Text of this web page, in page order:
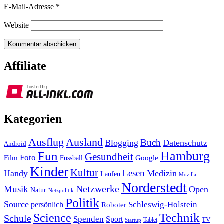
E-Mail-Adresse *
Website
Affiliate
Kategorien
Android Ausflug Ausland Blogging Buch Datenschutz
Film Foto Fun Fussball Gesundheit Google Hamburg
Handy KinderKultur Laufen Lesen Medizin Mozilla
Musik Natur Netzpolitik NetzwerkeNorderstedt Open
Source persönlich Politik Roboter Schleswig-Holstein
Schule Science Spenden Sport Startup Tablet Technik TV